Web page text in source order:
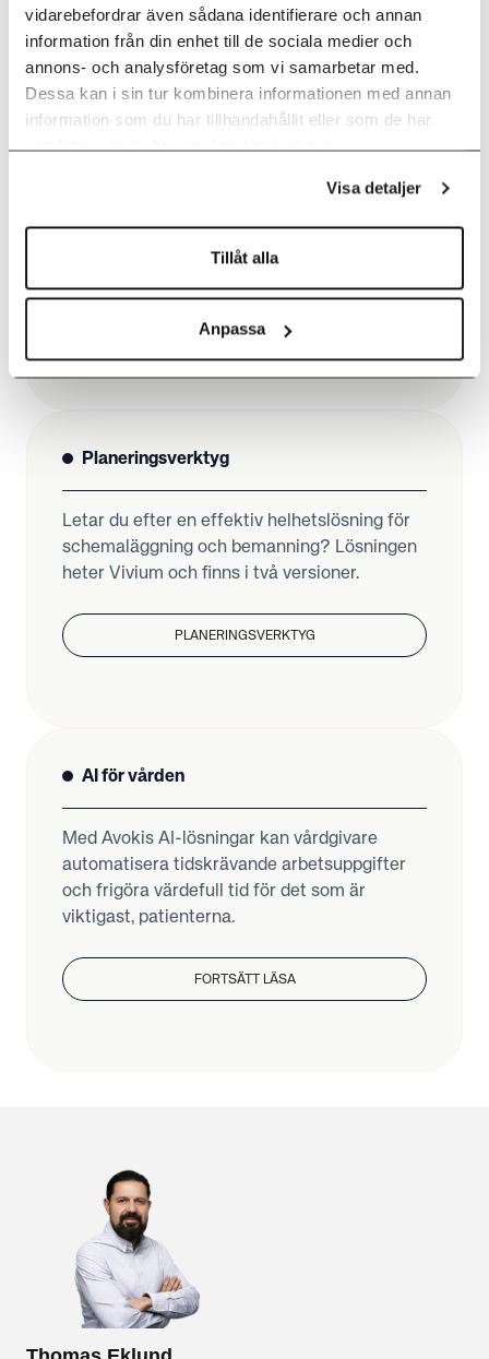
vidarebefordrar även sådana identifierare och annan
information från din enhet till de sociala medier och
annons- och analysföretag som vi samarbetar med.
Dessa kan i sin tur kombinera informationen med annan
information som du har tillhandahållit eller som de har
samlat in när du har använt deras tjänster.
Visa detaljer
Tillåt alla
Anpassa
Care@Home
Vi har utvecklat en digital helhetslösning för
bättre och tryggare tillsyn i hemmet. Läs allt
Planeringsverktyg
Letar du efter en effektiv helhetslösning för
schemaläggning och bemanning? Lösningen
heter Vivium och finns i två versioner.
PLANERINGSVERKTYG
AI för vården
Med Avokis AI-lösningar kan vårdgivare
automatisera tidskrävande arbetsuppgifter
och frigöra värdefull tid för det som är
viktigast, patienterna.
FORTSÄTT LÄSA